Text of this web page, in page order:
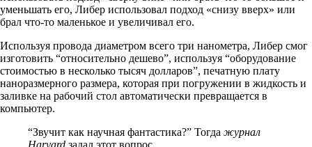
уменьшать его, Либер использовал подход «снизу вверх» или
брал что-то маленькое и увеличивал его.
Используя провода диаметром всего три нанометра, Либер смог
изготовить “относительно дешево”, используя “оборудование
стоимостью в несколько тысяч долларов”, печатную плату
наноразмерного размера, которая при погружении в жидкость и
заливке на рабочий стол автоматически превращается в
компьютер.
“Звучит как научная фантастика?” Тогда журнал
Harvard задал этот вопрос.